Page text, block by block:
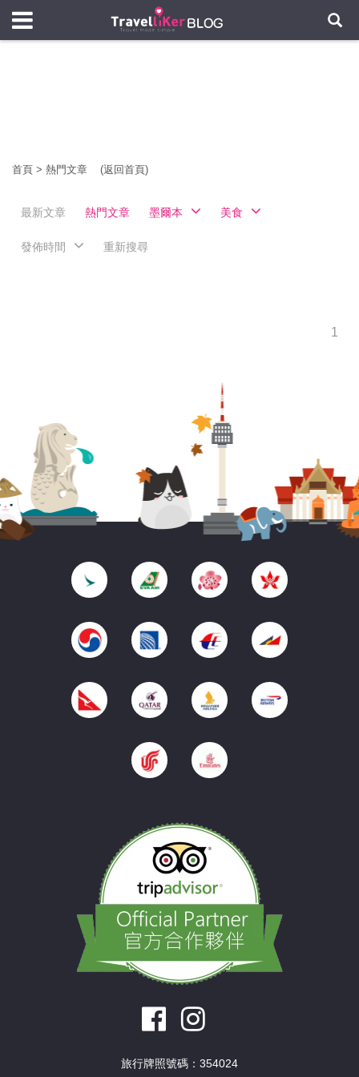
首頁 > 熱門文章 (返回首頁)
最新文章 熱門文章 墨爾本 美食
發佈時間 重新搜尋
1
旅行牌照號碼：354024